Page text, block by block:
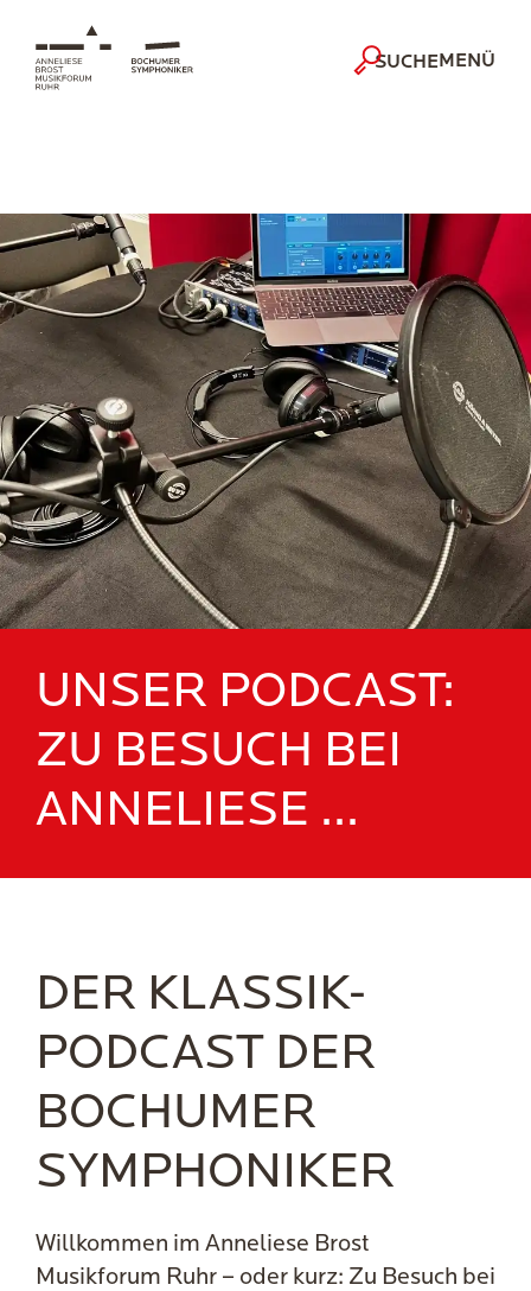
SUCHEMENÜ
UNSER PODCAST:
ZU BESUCH BEI
ANNELIESE ...
DER KLASSIK-
PODCAST DER
BOCHUMER
SYMPHONIKER
Willkommen im Anneliese Brost
Musikforum Ruhr – oder kurz: Zu Besuch bei